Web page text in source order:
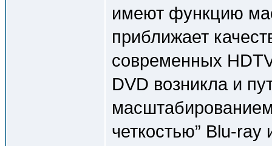
имеют функцию
приближает
современных
DVD возникла и
четкостью” Blu-ray